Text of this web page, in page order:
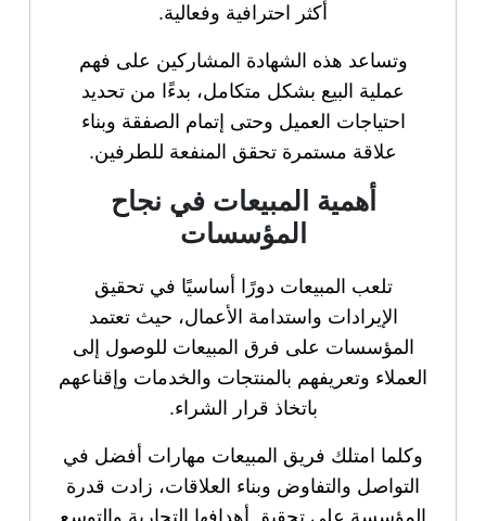
أكثر احترافية وفعالية.
وتساعد هذه الشهادة المشاركين على فهم
عملية البيع بشكل متكامل، بدءًا من تحديد
احتياجات العميل وحتى إتمام الصفقة وبناء
علاقة مستمرة تحقق المنفعة للطرفين.
أهمية المبيعات في نجاح
المؤسسات
تلعب المبيعات دورًا أساسيًا في تحقيق
الإيرادات واستدامة الأعمال، حيث تعتمد
المؤسسات على فرق المبيعات للوصول إلى
العملاء وتعريفهم بالمنتجات والخدمات وإقناعهم
باتخاذ قرار الشراء.
وكلما امتلك فريق المبيعات مهارات أفضل في
التواصل والتفاوض وبناء العلاقات، زادت قدرة
المؤسسة على تحقيق أهدافها التجارية والتوسع